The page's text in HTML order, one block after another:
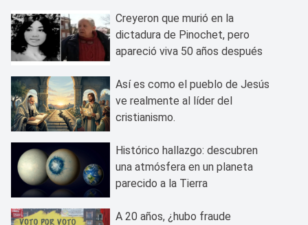
Creyeron que murió en la
dictadura de Pinochet, pero
apareció viva 50 años después
Así es como el pueblo de Jesús
ve realmente al líder del
cristianismo.
Histórico hallazgo: descubren
una atmósfera en un planeta
parecido a la Tierra
A 20 años, ¿hubo fraude